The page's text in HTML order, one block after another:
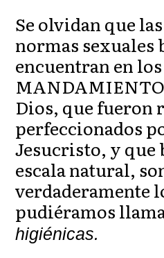
Se olvidan que
normas sexuales
encuentran en los
Dios, que fueron
perfeccionados
Jesucristo, y que
escala natural,
verdaderamente
pudiéramos
higiénicas.